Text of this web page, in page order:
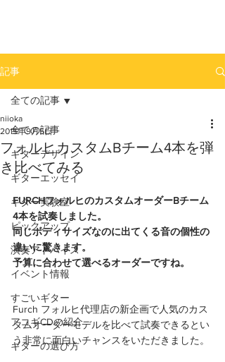
記事
全ての記事
ギターデザイン
ギターエッセイ
ギター実験室
ピックアップ
演奏アドバイス
イベント情報
すごいギター
アコギCDの紹介
ギターの選び方
全ての記事
フォルヒカスタムBチーム4本を弾
き比べてみる
niioka
2015年9月5日
FURCHフォルヒのカスタムオーダーBチーム
4本を試奏しました。
同じボディサイズなのに出てくる音の個性の
違いに驚きます。
予算に合わせて選べるオーダーですね。
Furch フォルヒ代理店の新企画で人気のカス
タムオーダーモデルを比べて試奏できるとい
う非常に面白いチャンスをいただきました。